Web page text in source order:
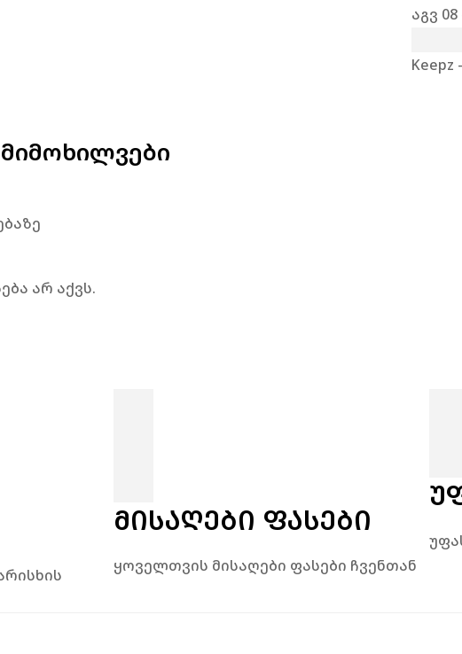
აგვ 08
არ აქვს.
ᲛᲘᲡᲐᲦᲔᲑᲘ ᲤᲐᲡᲔᲑᲘ
ყოველთვის მისაღები ფასები ჩვენთან